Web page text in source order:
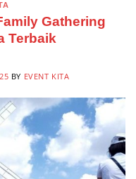
Gathering
Terbaik
BY EVENT KITA